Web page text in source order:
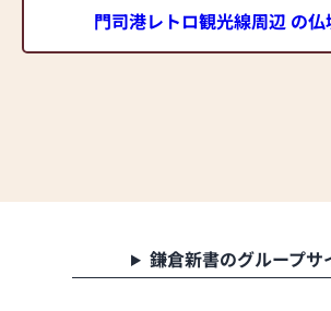
門司港レトロ観光線周辺 の
鎌倉新書のグループサ